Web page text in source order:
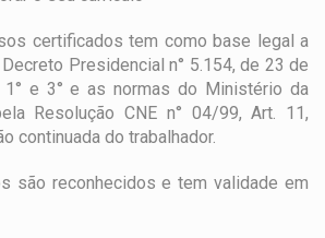
certificados tem como base legal a
Presidencial n° 5.154, de 23 de
e 3° e as normas do Ministério da
Resolução CNE n° 04/99, Art. 11,
continuada do trabalhador.
são reconhecidos e tem validade em